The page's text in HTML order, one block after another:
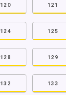
120 121
124 125
128 129
132 133